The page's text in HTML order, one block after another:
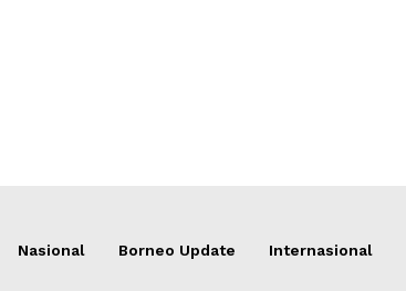
Nasional Borneo Update Internasional